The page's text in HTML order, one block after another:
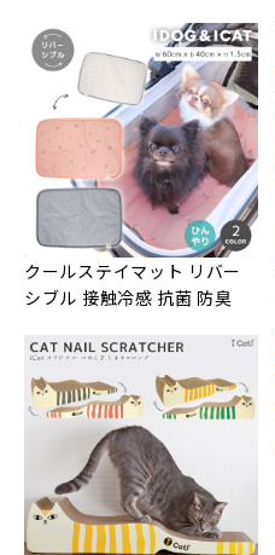
クールステイマット リバー
シブル 接触冷感 抗菌 防臭